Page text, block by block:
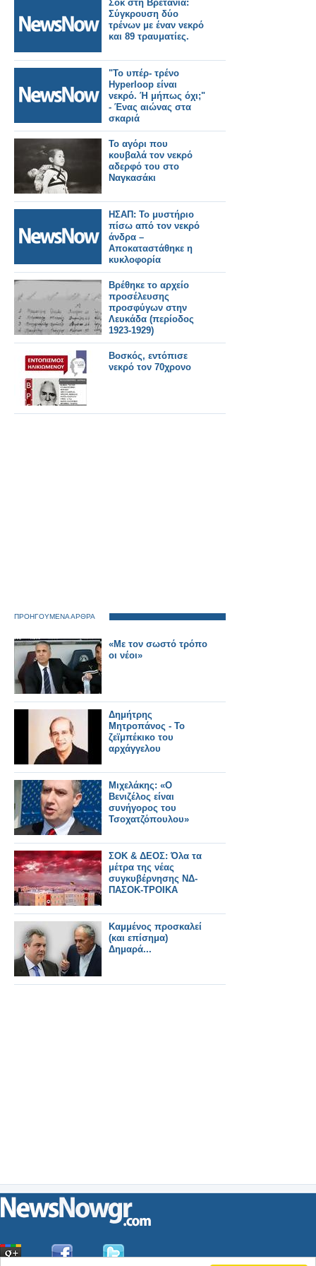
Σοκ στη Βρετανία:
Σύγκρουση δύο
τρένων με έναν νεκρό
και 89 τραυματίες.
"Το υπέρ- τρένο
Hyperloop είναι
νεκρό. Ή μήπως όχι;"
- Ένας αιώνας στα
σκαριά
Το αγόρι που
κουβαλά τον νεκρό
αδερφό του στο
Ναγκασάκι
ΗΣΑΠ: Το μυστήριο
πίσω από τον νεκρό
άνδρα –
Αποκαταστάθηκε η
κυκλοφορία
Βρέθηκε το αρχείο
προσέλευσης
προσφύγων στην
Λευκάδα (περίοδος
1923-1929)
Βοσκός, εντόπισε
νεκρό τον 70χρονο
ΠΡΟΗΓΟΥΜΕΝΑ ΑΡΘΡΑ
«Με τον σωστό τρόπο
οι νέοι»
Δημήτρης
Μητροπάνος - Το
ζεϊμπέκικο του
αρχάγγελου
Μιχελάκης: «Ο
Βενιζέλος είναι
συνήγορος του
Τσοχατζόπουλου»
ΣΟΚ & ΔΕΟΣ: Όλα τα
μέτρα της νέας
συγκυβέρνησης ΝΔ-
ΠΑΣΟΚ-ΤΡΟΙΚΑ
Καμμένος προσκαλεί
(και επίσημα)
Δημαρά...